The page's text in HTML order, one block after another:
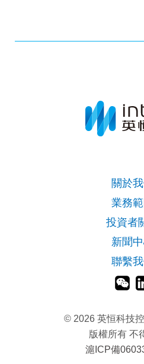
關於
業務
投資者
新聞
聯繫
© 2026 英恒科技
版權所有 不
滬ICP備